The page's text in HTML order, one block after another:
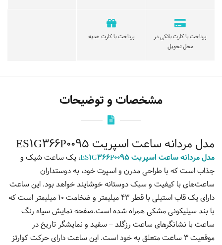
پرداخت با کارت بانکی در
محل تحویل
پرداخت با کارت هدیه
مشخصات و توضیحات
مدل مردانه ساعت اسپریت ES1G366P0095
مدل مردانه ساعت اسپریت ES1G366P0095
، یک ساعت شیک و
جذاب است که با طراحی مدرن و اسپرت خود، به دوستداران
ساعت‌های با کیفیت و سبک دوستانه خوشایند خواهد بود. این ساعت
دارای یک قاب استیلی با قطر 43 میلیمتر و ضخامت 10 میلیمتر است که
با بند سیلیکونی مشکی همراه شده است.صفحه نمایش سیاه رنگ
ساعت با نشانگرهای ساعت رزگلد – سفید و نمایشگر تاریخ در
موقعیت 3 ساعت متعلق به خود است. این ساعت دارای حرکت کوارتز